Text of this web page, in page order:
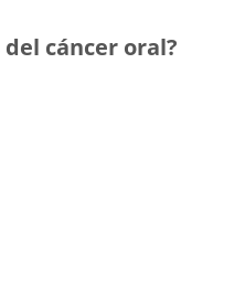
del cáncer oral?